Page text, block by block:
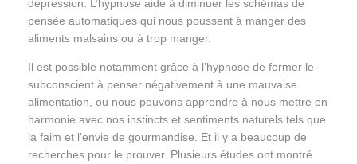
dépression. L’hypnose aide à diminuer les schémas de
pensée automatiques qui nous poussent à manger des
aliments malsains ou à trop manger.
Il est possible notamment grâce à l’hypnose de former le
subconscient à penser négativement à une mauvaise
alimentation, ou nous pouvons apprendre à nous mettre en
harmonie avec nos instincts et sentiments naturels tels que
la faim et l’envie de gourmandise. Et il y a beaucoup de
recherches pour le prouver. Plusieurs études ont montré